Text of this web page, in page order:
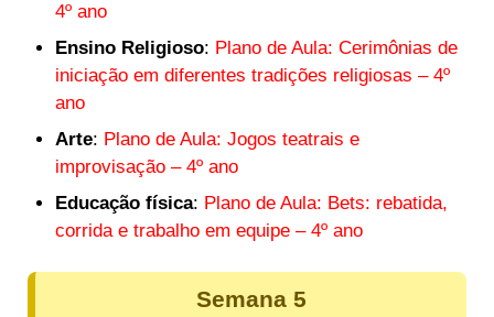
4º ano
Ensino Religioso: Plano de Aula: Cerimônias de
iniciação em diferentes tradições religiosas – 4º
ano
Arte: Plano de Aula: Jogos teatrais e
improvisação – 4º ano
Educação física: Plano de Aula: Bets: rebatida,
corrida e trabalho em equipe – 4º ano
Semana 5